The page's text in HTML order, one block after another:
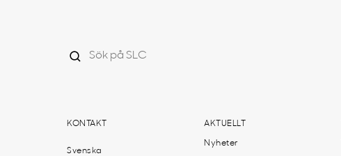
KONTAKT
Svenska
AKTUELLT
Nyheter